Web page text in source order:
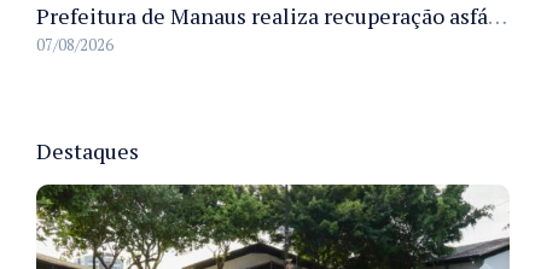
Prefeitura de Manaus realiza recuperação asfáltica na rua Canário do Campo e amplia mobilidade na zona Norte
07/08/2026
Destaques